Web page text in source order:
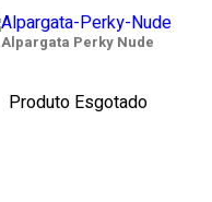
Alpargata Perky Nude
Produto Esgotado